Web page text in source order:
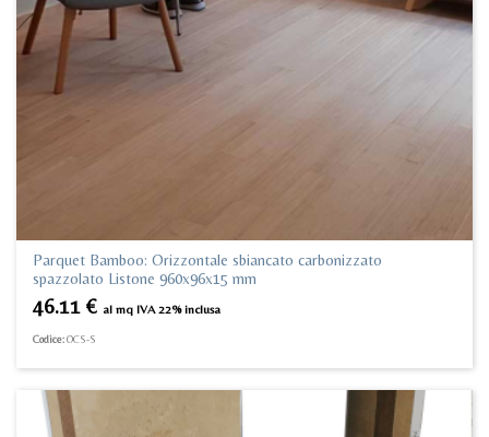
Parquet Bamboo: Orizzontale sbiancato carbonizzato
spazzolato Listone 960x96x15 mm
46.11 € al mq IVA 22% inclusa
Codice:OCS-S